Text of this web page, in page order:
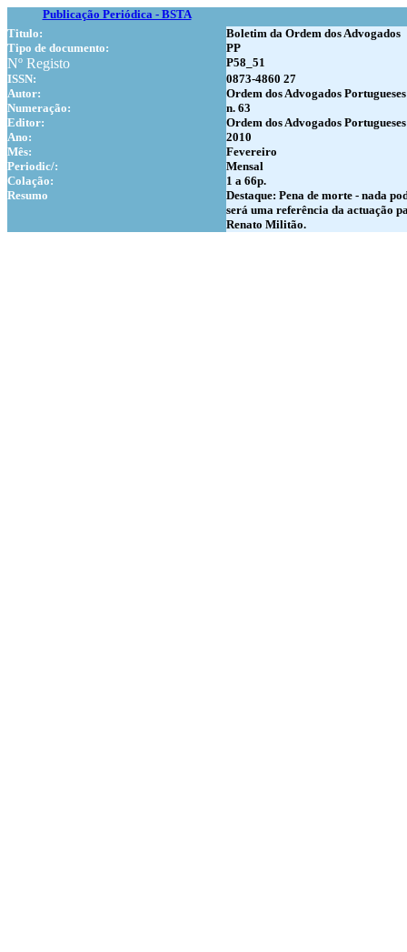
Publicação Periódica - BSTA
Titulo:
Boletim da Ordem dos Advogados
Tipo de documento:
PP
Nº Registo
P58_51
ISSN:
0873-4860 27
Autor:
Ordem dos Advogados Portugueses
Numeração:
n. 63
Editor:
Ordem dos Advogados Portugueses
Ano:
2010
Mês:
Fevereiro
Periodic/:
Mensal
Colação:
1 a 66p.
Resumo
Destaque: Pena de morte - nada
será uma referência da actuação
Renato Militão.